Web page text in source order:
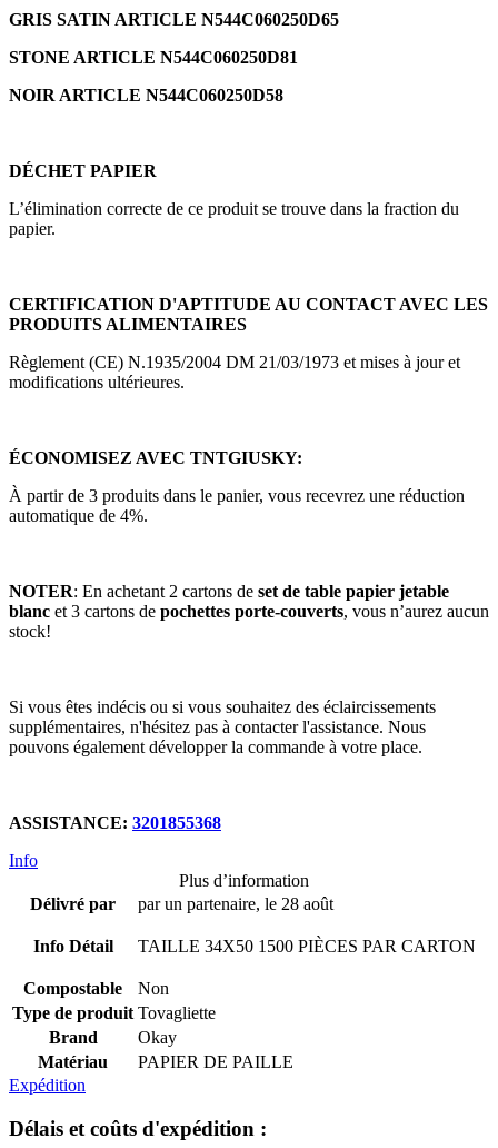
GRIS SATIN ARTICLE N544C060250D65
STONE ARTICLE N544C060250D81
NOIR ARTICLE N544C060250D58
DÉCHET PAPIER
L’élimination correcte de ce produit se trouve dans la fraction du
papier.
CERTIFICATION D'APTITUDE AU CONTACT AVEC LES
PRODUITS ALIMENTAIRES
Règlement (CE) N.1935/2004 DM 21/03/1973 et mises à jour et
modifications ultérieures.
ÉCONOMISEZ AVEC TNTGIUSKY:
À partir de 3 produits dans le panier, vous recevrez une réduction
automatique de 4%.
NOTER: En achetant 2 cartons de set de table papier jetable
blanc et 3 cartons de pochettes porte-couverts, vous n’aurez aucun
stock!
Si vous êtes indécis ou si vous souhaitez des éclaircissements
supplémentaires, n'hésitez pas à contacter l'assistance. Nous
pouvons également développer la commande à votre place.
ASSISTANCE: 3201855368
Info
Plus d’information
Délivré par
par un partenaire, le 28 août
Info Détail TAILLE 34X50 1500 PIÈCES PAR CARTON
Compostable
Non
Type de produit Tovagliette
Brand
Okay
Matériau
PAPIER DE PAILLE
Expédition
Délais et coûts d'expédition :